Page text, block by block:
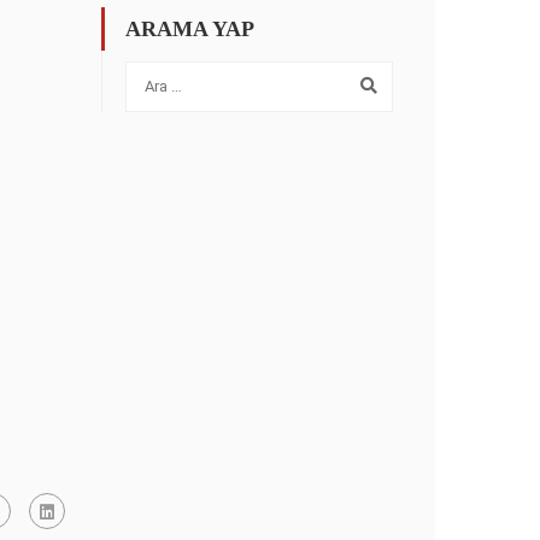
ARAMA YAP